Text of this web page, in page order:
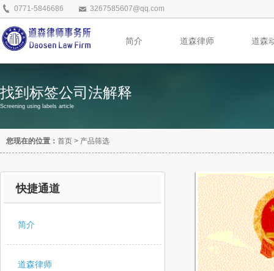
0771-5846686 3267585607@qq.com
简介 道森律师 道森
找到标签公司法解释
Screening using labels article
您现在的位置： 首页 > 产品筛选
快捷通道
简介
道森律师